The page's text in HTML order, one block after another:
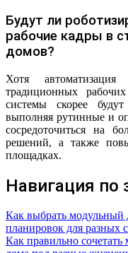
Будут ли
рабочие кадры в
домов?
Хотя
традиционных
системы скорее
выполняя рутинные и
сосредоточиться на
решений, а также
площадках.
Навигация по
Как выбрать модульный
планировок для разных
Как правильно